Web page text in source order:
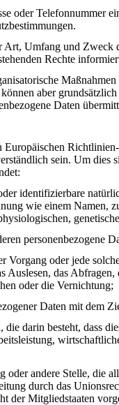
oder
Umfang und Zweck
Rechte
aber
Daten
sein. Um
identifizierbare
wie einem
personenbezogene
oder jede
Auslesen, das
oder die Vernichtung;
Daten mit dem
darin besteht, dass
andere Stelle, die
durch das
der Mitgliedstaaten